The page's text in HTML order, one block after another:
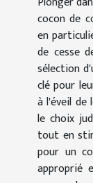
cocon de
en
de cesse
sélection
clé pour
à l'éveil
le choix
tout en
pour un
approprié